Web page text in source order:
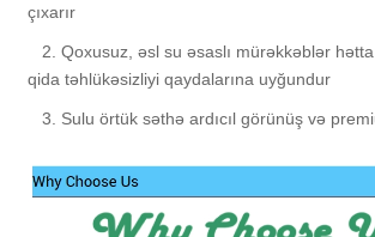
çıxarır
2. Qoxusuz, əsl su əsaslı mürəkkəblər
qida təhlükəsizliyi qaydalarına uyğundur
3. Sulu örtük səthə ardıcıl görünüş və